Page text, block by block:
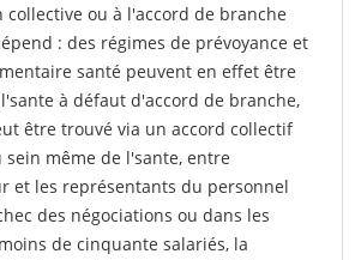
collective ou à l'accord de branche
: des régimes de prévoyance et
santé peuvent en effet être
à défaut d'accord de branche,
être trouvé via un accord collectif
sein même de l'sante, entre
et les représentants du personnel
des négociations ou dans les
de cinquante salariés, la